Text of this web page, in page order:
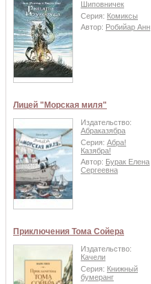
Шиповничек
Серия: Комиксы
Автор: Робийар Анн
Лицей "Морская миля"
Издательство:
Абраказябра
Серия: Абра!
Казябра!
Автор: Бурак Елена
Сергеевна
Приключения Тома Сойера
Издательство:
Качели
Серия: Книжный
бумеранг